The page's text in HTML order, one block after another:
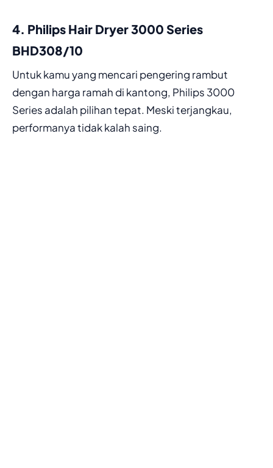
4. Philips Hair Dryer 3000 Series
BHD308/10
Untuk kamu yang mencari pengering rambut
dengan harga ramah di kantong, Philips 3000
Series adalah pilihan tepat. Meski terjangkau,
performanya tidak kalah saing.